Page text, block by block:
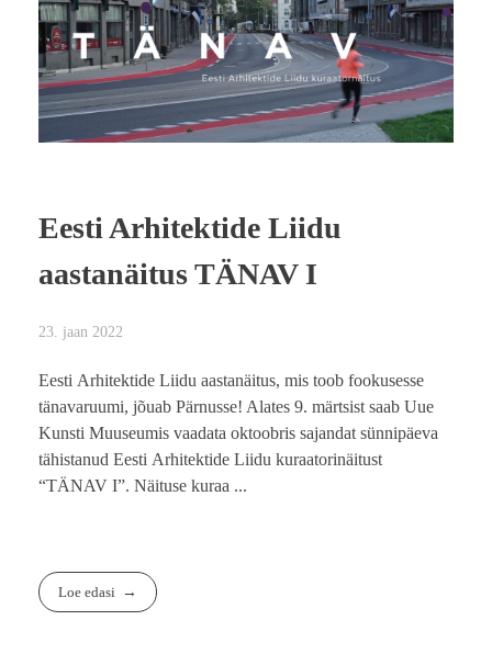
Eesti Arhitektide Liidu
aastanäitus TÄNAV I
23. jaan 2022
Eesti Arhitektide Liidu aastanäitus, mis toob fookusesse
tänavaruumi, jõuab Pärnusse! Alates 9. märtsist saab Uue
Kunsti Muuseumis vaadata oktoobris sajandat sünnipäeva
tähistanud Eesti Arhitektide Liidu kuraatorinäitust
“TÄNAV I”. Näituse kuraa ...
Loe edasi